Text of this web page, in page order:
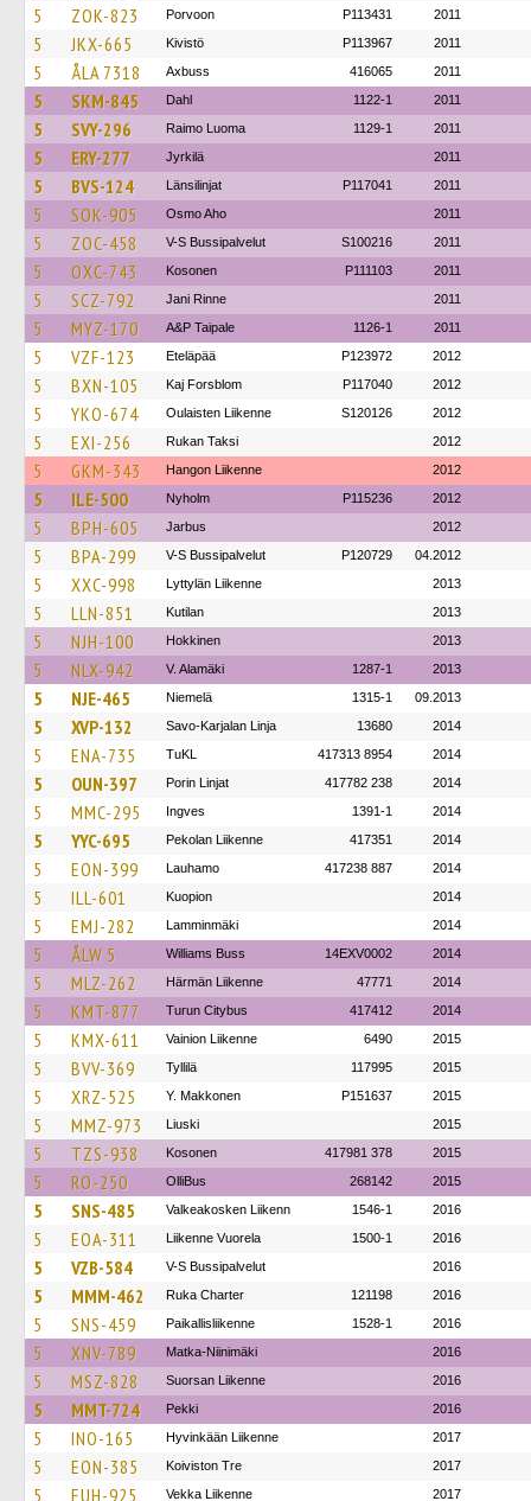
5 ZOK-823 Porvoon P113431 2011
5 JKX-665 Kivistö P113967 2011
5 ÅLA 7318 Axbuss 416065 2011
5 SKM-845 Dahl 1122-1 2011
5 SVY-296 Raimo Luoma 1129-1 2011
5 ERY-277 Jyrkilä 2011
5 BVS-124 Länsilinjat P117041 2011
5 SOK-905 Osmo Aho 2011
5 ZOC-458 V-S Bussipalvelut S100216 2011
5 OXC-743 Kosonen P111103 2011
5 SCZ-792 Jani Rinne 2011
5 MYZ-170 A&P Taipale 1126-1 2011
5 VZF-123 Eteläpää P123972 2012
5 BXN-105 Kaj Forsblom P117040 2012
5 YKO-674 Oulaisten Liikenne S120126 2012
5 EXI-256 Rukan Taksi 2012
5 GKM-343 Hangon Liikenne 2012
5 ILE-500 Nyholm P115236 2012
5 BPH-605 Jarbus 2012
5 BPA-299 V-S Bussipalvelut P120729 04.2012
5 XXC-998 Lyttylän Liikenne 2013
5 LLN-851 Kutilan 2013
5 NJH-100 Hokkinen 2013
5 NLX-942 V. Alamäki 1287-1 2013
5 NJE-465 Niemelä 1315-1 09.2013
5 XVP-132 Savo-Karjalan Linja 13680 2014
5 ENA-735 TuKL 417313 8954 2014
5 OUN-397 Porin Linjat 417782 238 2014
5 MMC-295 Ingves 1391-1 2014
5 YYC-695 Pekolan Liikenne 417351 2014
5 EON-399 Lauhamo 417238 887 2014
5 ILL-601 Kuopion 2014
5 EMJ-282 Lamminmäki 2014
5 ÅLW 5 Williams Buss 14EXV0002 2014
5 MLZ-262 Härmän Liikenne 47771 2014
5 KMT-877 Turun Citybus 417412 2014
5 KMX-611 Vainion Liikenne 6490 2015
5 BVV-369 Tyllilä 117995 2015
5 XRZ-525 Y. Makkonen P151637 2015
5 MMZ-973 Liuski 2015
5 TZS-938 Kosonen 417981 378 2015
5 RO-250 OlliBus 268142 2015
5 SNS-485 Valkeakosken Liikenn 1546-1 2016
5 EOA-311 Liikenne Vuorela 1500-1 2016
5 VZB-584 V-S Bussipalvelut 2016
5 MMM-462 Ruka Charter 121198 2016
5 SNS-459 Paikallisliikenne 1528-1 2016
5 XNV-789 Matka-Niinimäki 2016
5 MSZ-828 Suorsan Liikenne 2016
5 MMT-724 Pekki 2016
5 INO-165 Hyvinkään Liikenne 2017
5 EON-385 Koiviston Tre 2017
5 EUH-925 Vekka Liikenne 2017